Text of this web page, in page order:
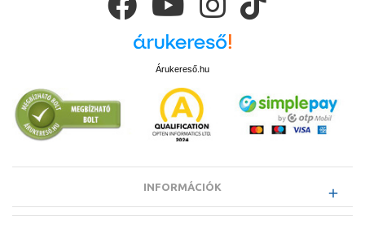
Árukereső.hu
INFORMÁCIÓK